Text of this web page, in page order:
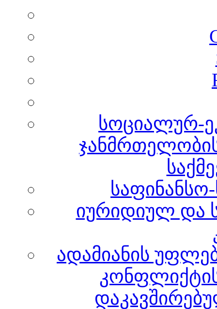
სოციალურ-
იურიდიულ და
ადამიანის